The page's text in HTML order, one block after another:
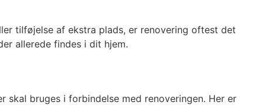
tilføjelse af ekstra plads, er renovering oftest det
allerede findes i dit hjem.
bruges i forbindelse med renoveringen. Her er